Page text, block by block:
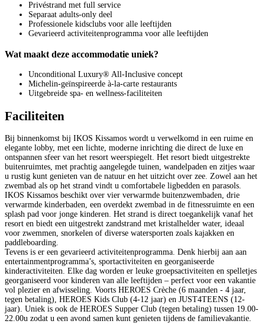
Privéstrand met full service
Separaat adults-only deel
Professionele kidsclubs voor alle leeftijden
Gevarieerd activiteitenprogramma voor alle leeftijden
Wat maakt deze accommodatie uniek?
Unconditional Luxury® All-Inclusive concept
Michelin-geïnspireerde à-la-carte restaurants
Uitgebreide spa- en wellness-faciliteiten
Faciliteiten
Bij binnenkomst bij IKOS Kissamos wordt u verwelkomd in een ruime en
elegante lobby, met een lichte, moderne inrichting die direct de luxe en
ontspannen sfeer van het resort weerspiegelt. Het resort biedt uitgestrekte
buitenruimtes, met prachtig aangelegde tuinen, wandelpaden en zitjes waar
u rustig kunt genieten van de natuur en het uitzicht over zee. Zowel aan het
zwembad als op het strand vindt u comfortabele ligbedden en parasols.
IKOS Kissamos beschikt over vier verwarmde buitenzwembaden, drie
verwarmde kinderbaden, een overdekt zwembad in de fitnessruimte en een
splash pad voor jonge kinderen. Het strand is direct toegankelijk vanaf het
resort en biedt een uitgestrekt zandstrand met kristalhelder water, ideaal
voor zwemmen, snorkelen of diverse watersporten zoals kajakken en
paddleboarding.
Tevens is er een gevarieerd activiteitenprogramma. Denk hierbij aan aan
entertainmentprogramma’s, sportactiviteiten en georganiseerde
kinderactiviteiten. Elke dag worden er leuke groepsactiviteiten en spelletjes
georganiseerd voor kinderen van alle leeftijden – perfect voor een vakantie
vol plezier en afwisseling. Voorts HEROES Crèche (6 maanden - 4 jaar,
tegen betaling), HEROES Kids Club (4-12 jaar) en JUST4TEENS (12-
jaar). Uniek is ook de HEROES Supper Club (tegen betaling) tussen 19.00-
22.00u zodat u een avond samen kunt genieten tijdens de familievakantie.